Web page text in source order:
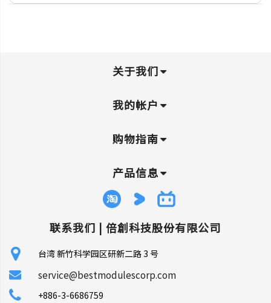
关于我们
我的帐户
购物指南
产品信息
联系我们 | 倍創科技股份有限公司
台湾 新竹科学园区研新二路 3 号
service@bestmodulescorp.com
+886-3-6686759